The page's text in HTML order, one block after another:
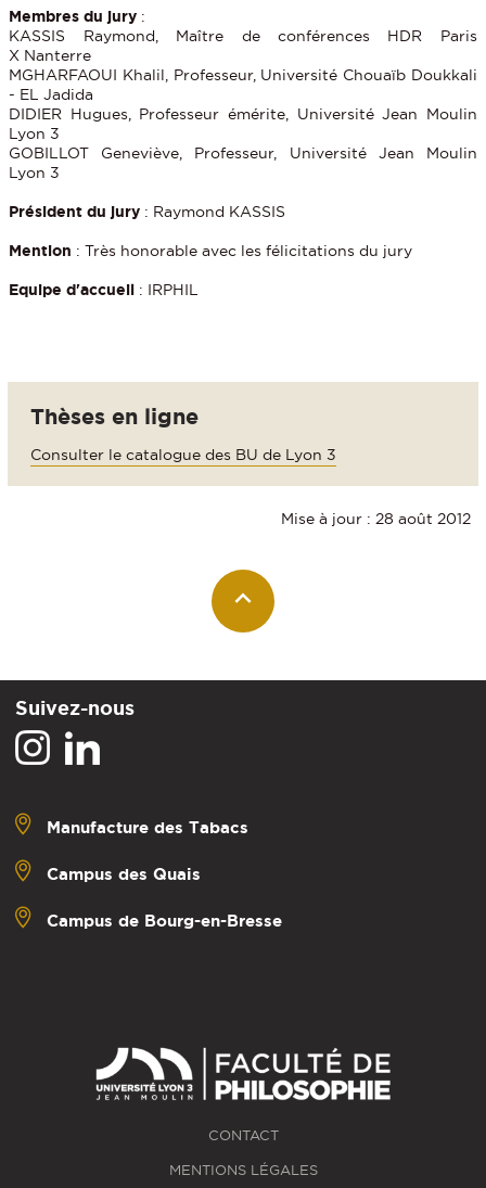
Membres du jury :
KASSIS Raymond, Maître de conférences HDR Paris
X Nanterre
MGHARFAOUI Khalil, Professeur, Université Chouaïb Doukkali
- EL Jadida
DIDIER Hugues, Professeur émérite, Université Jean Moulin
Lyon 3
GOBILLOT Geneviève, Professeur, Université Jean Moulin
Lyon 3
Président du jury : Raymond KASSIS
Mention : Très honorable avec les félicitations du jury
Equipe d'accueil : IRPHIL
Thèses en ligne
Consulter le catalogue des BU de Lyon 3
Mise à jour : 28 août 2012
Suivez-nous
Manufacture des Tabacs
Campus des Quais
Campus de Bourg-en-Bresse
CONTACT
MENTIONS LÉGALES